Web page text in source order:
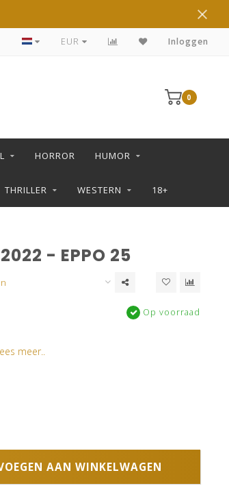
LEUKSTE STRIPS KOOP JE IN DE L SHOP
EUR Inloggen
0
HORROR HUMOR
THRILLER WESTERN 18+
- EPPO 25
Op voorraad
meer..
AAN WINKELWAGEN